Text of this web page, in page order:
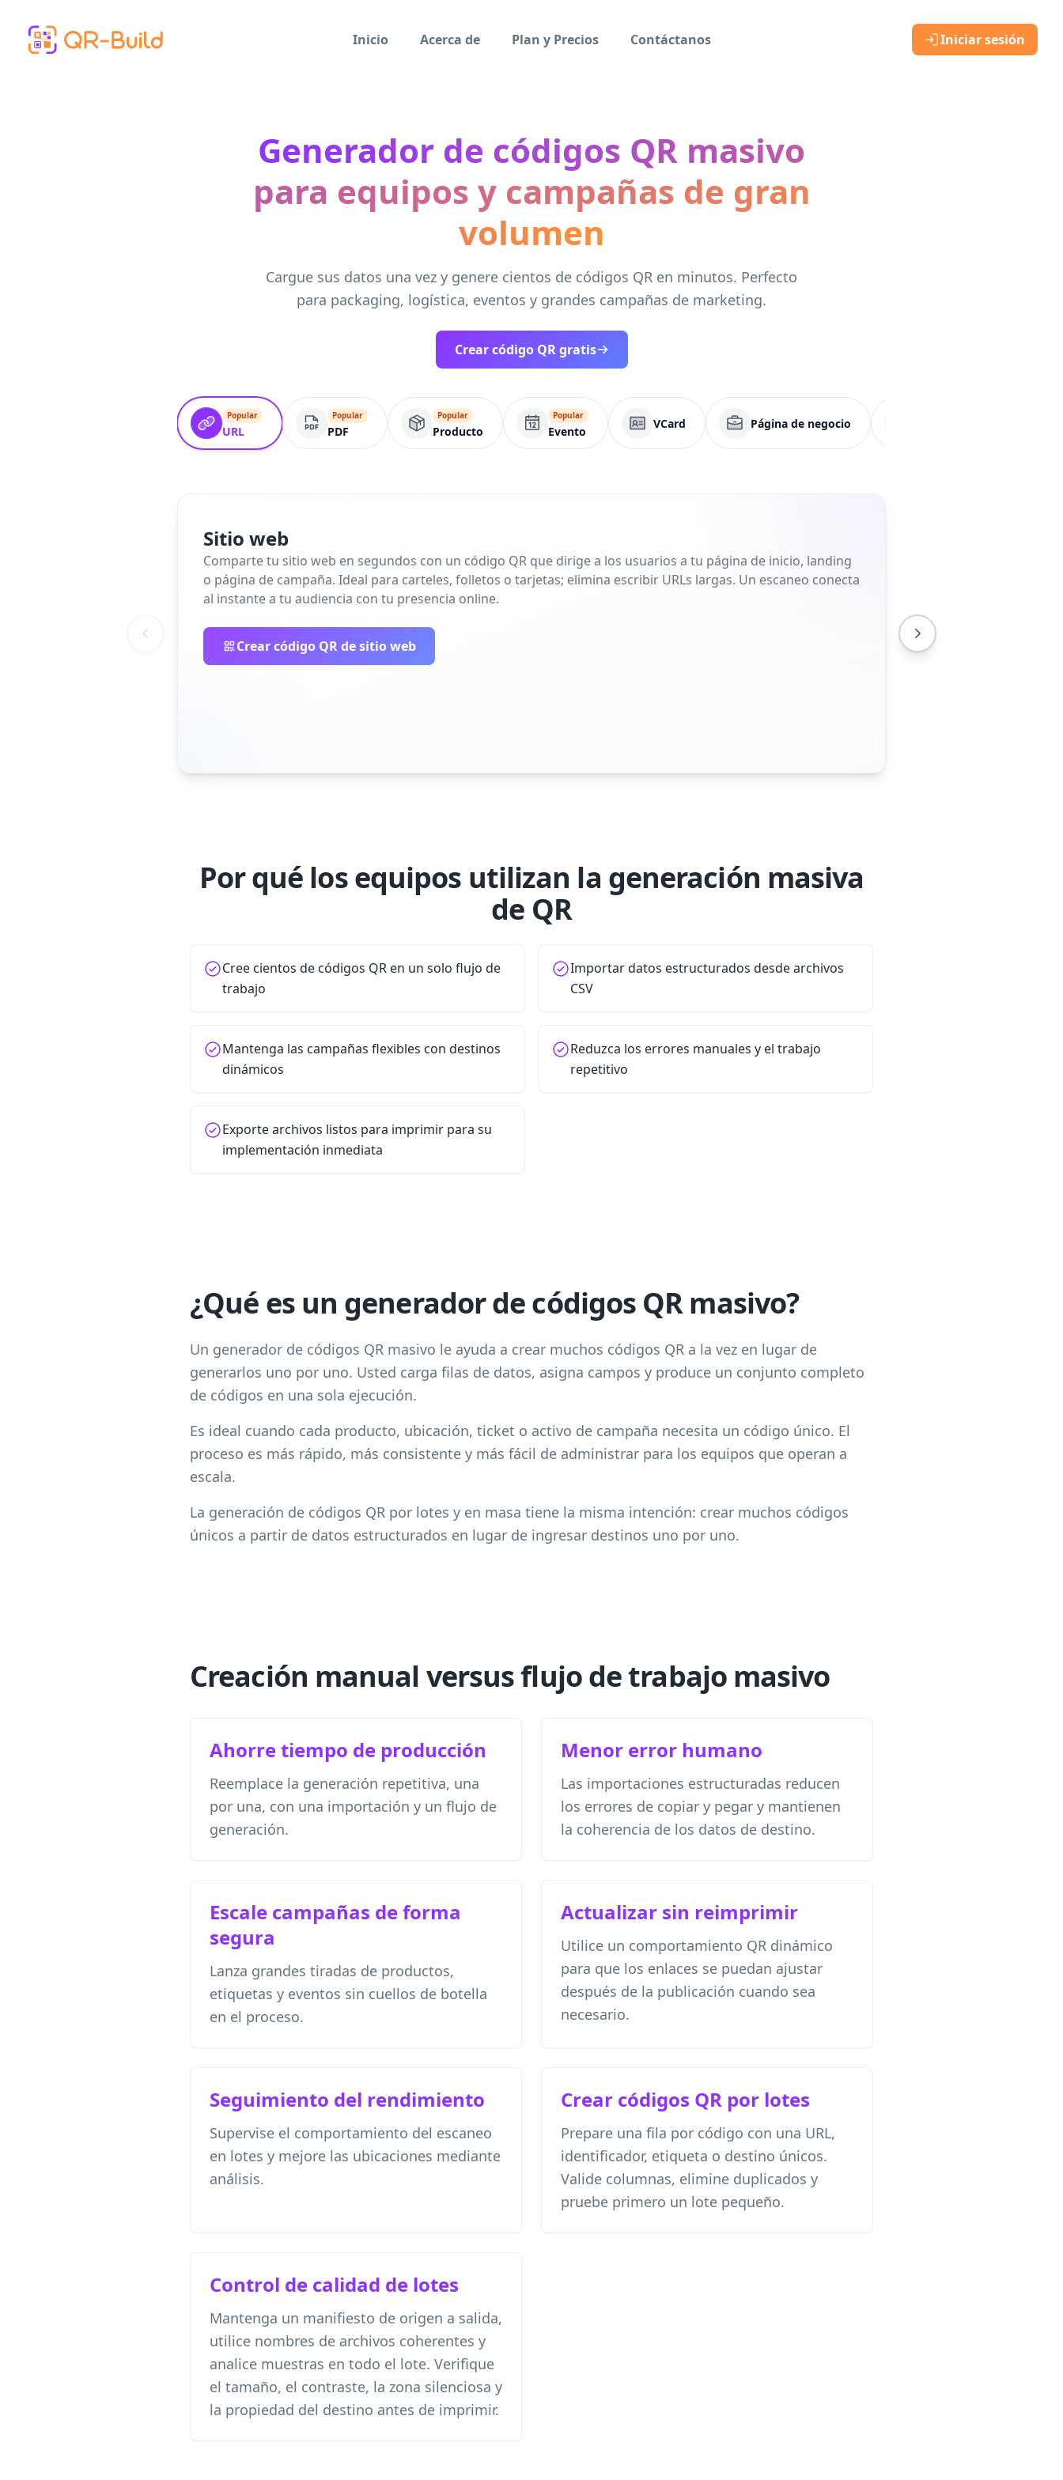
Inicio
Acerca de Plan y Precios Contáctanos Iniciar sesión
Generador de códigos QR masivo
para equipos y campañas de gran
volumen
Cargue sus datos una vez y genere cientos de códigos QR en minutos. Perfecto
para packaging, logística, eventos y grandes campañas de marketing.
Crear código QR gratis
Popular
URL
Popular
PDF
Popular
Producto
Popular
Evento
VCard Página de negocio
Sitio web
Comparte tu sitio web en segundos con un código QR que dirige a los usuarios a tu página de inicio, landing
o página de campaña. Ideal para carteles, folletos o tarjetas; elimina escribir URLs largas. Un escaneo conecta
al instante a tu audiencia con tu presencia online.
Crear código QR de sitio web
Por qué los equipos utilizan la generación masiva
de QR
Cree cientos de códigos QR en un solo flujo de
trabajo
Importar datos estructurados desde archivos
CSV
Mantenga las campañas flexibles con destinos
dinámicos
Reduzca los errores manuales y el trabajo
repetitivo
Exporte archivos listos para imprimir para su
implementación inmediata
¿Qué es un generador de códigos QR masivo?
Un generador de códigos QR masivo le ayuda a crear muchos códigos QR a la vez en lugar de
generarlos uno por uno. Usted carga filas de datos, asigna campos y produce un conjunto completo
de códigos en una sola ejecución.
Es ideal cuando cada producto, ubicación, ticket o activo de campaña necesita un código único. El
proceso es más rápido, más consistente y más fácil de administrar para los equipos que operan a
escala.
La generación de códigos QR por lotes y en masa tiene la misma intención: crear muchos códigos
únicos a partir de datos estructurados en lugar de ingresar destinos uno por uno.
Creación manual versus flujo de trabajo masivo
Ahorre tiempo de producción
Reemplace la generación repetitiva, una
por una, con una importación y un flujo de
generación.
Menor error humano
Las importaciones estructuradas reducen
los errores de copiar y pegar y mantienen
la coherencia de los datos de destino.
Escale campañas de forma
segura
Lanza grandes tiradas de productos,
etiquetas y eventos sin cuellos de botella
en el proceso.
Actualizar sin reimprimir
Utilice un comportamiento QR dinámico
para que los enlaces se puedan ajustar
después de la publicación cuando sea
necesario.
Seguimiento del rendimiento
Supervise el comportamiento del escaneo
en lotes y mejore las ubicaciones mediante
análisis.
Crear códigos QR por lotes
Prepare una fila por código con una URL,
identificador, etiqueta o destino únicos.
Valide columnas, elimine duplicados y
pruebe primero un lote pequeño.
Control de calidad de lotes
Mantenga un manifiesto de origen a salida,
utilice nombres de archivos coherentes y
analice muestras en todo el lote. Verifique
el tamaño, el contraste, la zona silenciosa y
la propiedad del destino antes de imprimir.